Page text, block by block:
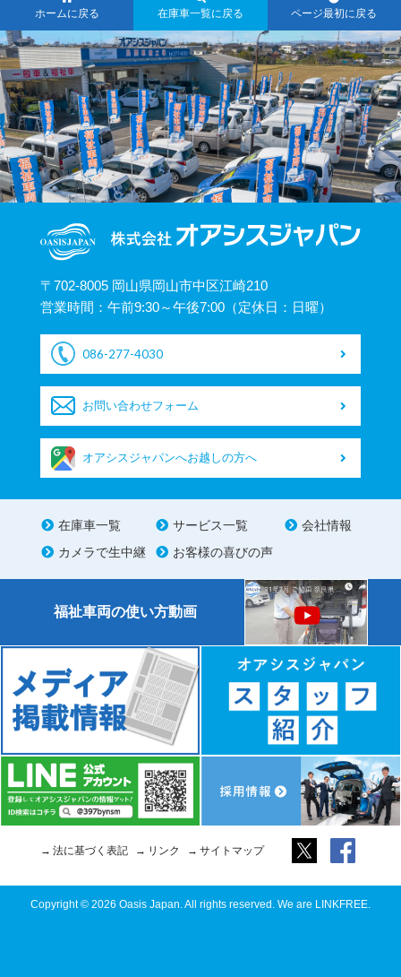
ホームに戻る 在庫車一覧に戻る ページ最初に戻る
〒702-8005 岡山県岡山市中区江崎210
営業時間：午前9:30～午後7:00（定休日：日曜）
086-277-4030
お問い合わせフォーム
オアシスジャパンへお越しの方へ
在庫車一覧 サービス一覧
会社情報
カメラで生中継
お客様の喜びの声
福祉車両の使い方動画
法に基づく表記 リンク サイトマップ
Copyright © 2026 Oasis Japan. All rights reserved. We are LINKFREE.